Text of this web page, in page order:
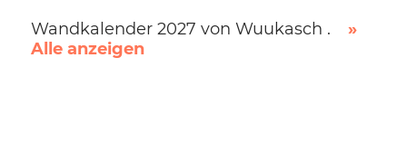
Wandkalender 2027 von Wuukasch .
»
Alle anzeigen